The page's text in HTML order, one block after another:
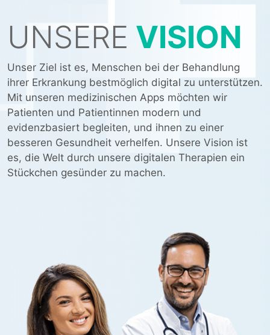
UNSERE VISION
Unser Ziel ist es, Menschen bei der Behandlung
ihrer Erkrankung bestmöglich digital zu unterstützen.
Mit unseren medizinischen Apps möchten wir
Patienten und Patientinnen modern und
evidenzbasiert begleiten, und ihnen zu einer
besseren Gesundheit verhelfen. Unsere Vision ist
es, die Welt durch unsere digitalen Therapien ein
Stückchen gesünder zu machen.